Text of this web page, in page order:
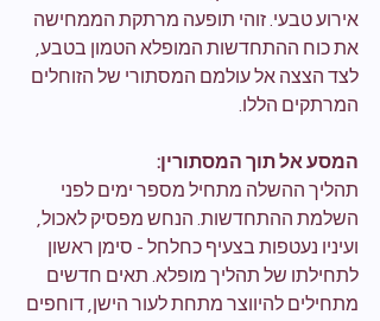
אירוע טבעי. זוהי תופעה מרתקת הממחישה
את כוח ההתחדשות המופלא הטמון בטבע,
לצד הצצה אל עולמם המסתורי של הזוחלים
המרתקים הללו.
המסע אל תוך המסתורין:
תהליך ההשלה מתחיל מספר ימים לפני
השלמת ההתחדשות. הנחש מפסיק לאכול,
ועיניו נעטפות בצעיף כחלחל - סימן ראשון
לתחילתו של תהליך מופלא. תאים חדשים
מתחילים להיווצר מתחת לעור הישן, דוחפים